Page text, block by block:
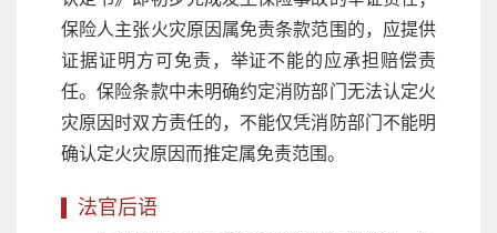
保险人主张火灾原因属免责条款范围的，应提供
证据证明方可免责，举证不能的应承担赔偿责
任。保险条款中未明确约定消防部门无法认定火
灾原因时双方责任的，不能仅凭消防部门不能明
确认定火灾原因而推定属免责范围。
法官后语